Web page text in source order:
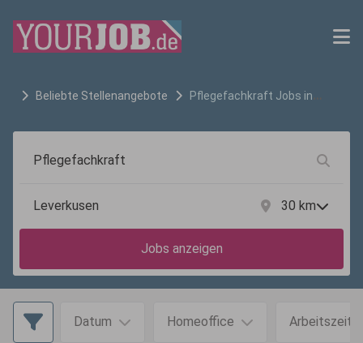
Beliebte Stellenangebote Pflegefachkraft Jobs in
30 km
Jobs anzeigen
Datum Homeoffice Arbeitszeit